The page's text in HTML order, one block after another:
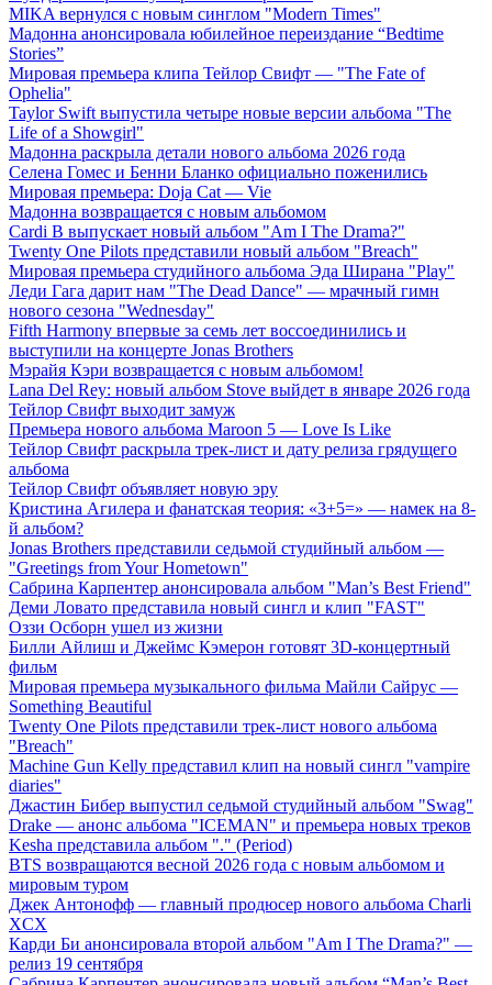
MIKA вернулся с новым синглом "Modern Times"
Мадонна анонсировала юбилейное переиздание “Bedtime
Stories”
Мировая премьера клипа Тейлор Свифт — "The Fate of
Ophelia"
Taylor Swift выпустила четыре новые версии альбома "The
Life of a Showgirl"
Мадонна раскрыла детали нового альбома 2026 года
Селена Гомес и Бенни Бланко официально поженились
Мировая премьера: Doja Cat — Vie
Мадонна возвращается с новым альбомом
Cardi B выпускает новый альбом "Am I The Drama?"
Twenty One Pilots представили новый альбом "Breach"
Мировая премьера студийного альбома Эда Ширана "Play"
Леди Гага дарит нам "The Dead Dance" — мрачный гимн
нового сезона "Wednesday"
Fifth Harmony впервые за семь лет воссоединились и
выступили на концерте Jonas Brothers
Мэрайя Кэри возвращается с новым альбомом!
Lana Del Rey: новый альбом Stove выйдет в январе 2026 года
Тейлор Свифт выходит замуж
Премьера нового альбома Maroon 5 — Love Is Like
Тейлор Свифт раскрыла трек-лист и дату релиза грядущего
альбома
Тейлор Свифт объявляет новую эру
Кристина Агилера и фанатская теория: «3+5=» — намек на 8-
й альбом?
Jonas Brothers представили седьмой студийный альбом —
"Greetings from Your Hometown"
Сабрина Карпентер анонсировала альбом "Man’s Best Friend"
Деми Ловато представила новый сингл и клип "FAST"
Оззи Осборн ушел из жизни
Билли Айлиш и Джеймс Кэмерон готовят 3D-концертный
фильм
Мировая премьера музыкального фильма Майли Сайрус —
Something Beautiful
Twenty One Pilots представили трек-лист нового альбома
"Breach"
Machine Gun Kelly представил клип на новый сингл "vampire
diaries"
Джастин Бибер выпустил седьмой студийный альбом "Swag"
Drake — анонс альбома "ICEMAN" и премьера новых треков
Kesha представила альбом "." (Period)
BTS возвращаются весной 2026 года с новым альбомом и
мировым туром
Джек Антонофф — главный продюсер нового альбома Charli
XCX
Карди Би анонсировала второй альбом "Am I The Drama?" —
релиз 19 сентября